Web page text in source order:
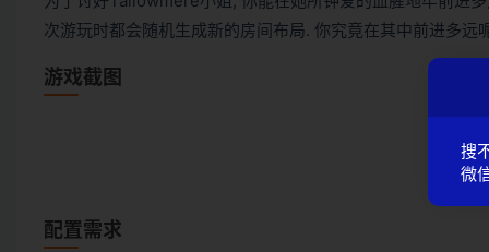
次游玩时都会随机生成新的房间布局. 你究竟在其中前进多远
游戏截图
配置需求
搜
微